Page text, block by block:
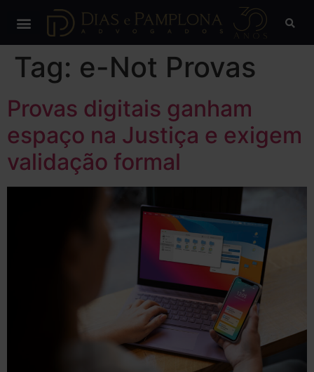
Tag: e-Not Provas
Provas digitais ganham
espaço na Justiça e exigem
validação formal